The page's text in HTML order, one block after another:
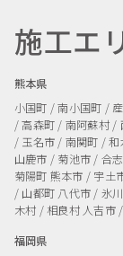
施工エ
熊本県
小国町 / 南小国町 /
/ 高森町 / 南阿蘇村 /
/ 玉名市 / 南関町 /
山鹿市 / 菊池市 / 合
菊陽町 熊本市 / 宇土
/ 山都町 八代市 / 氷
木村 / 相良村人吉市
福岡県